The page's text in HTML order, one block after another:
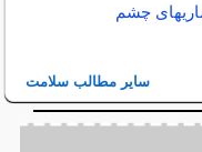
چشم
سایر مطالب سلامت